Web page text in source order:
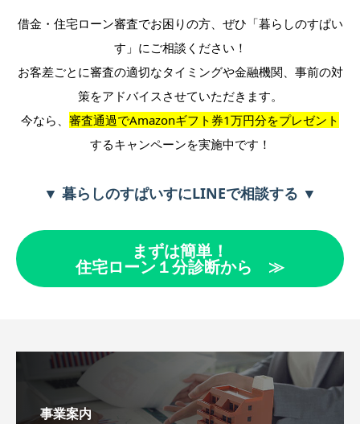
借金・住宅ローン審査でお困りの方、ぜひ「暮らしのすぱい
す」にご相談ください！
お客差ごとに審査の適切なタイミングや金融機関、事前の対
策をアドバイスさせていただきます。
今なら、 審査通過でAmazonギフト券1万円分をプレゼント
するキャンペーンを実施中です！
▼ 暮らしのすぱいすにLINEで相談する ▼
まずは簡単！
住宅ローン１分診断から ≫
事業案内